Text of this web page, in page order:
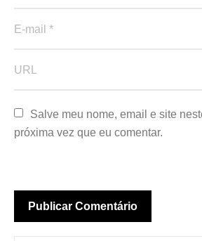
Salve meu nome, email e site
próxima vez que eu comentar.